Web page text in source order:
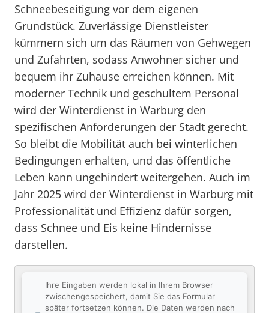
Schneebeseitigung vor dem eigenen
Grundstück. Zuverlässige Dienstleister
kümmern sich um das Räumen von Gehwegen
und Zufahrten, sodass Anwohner sicher und
bequem ihr Zuhause erreichen können. Mit
moderner Technik und geschultem Personal
wird der Winterdienst in Warburg den
spezifischen Anforderungen der Stadt gerecht.
So bleibt die Mobilität auch bei winterlichen
Bedingungen erhalten, und das öffentliche
Leben kann ungehindert weitergehen. Auch im
Jahr 2025 wird der Winterdienst in Warburg mit
Professionalität und Effizienz dafür sorgen,
dass Schnee und Eis keine Hindernisse
darstellen.
Ihre Eingaben werden lokal in Ihrem Browser
zwischengespeichert, damit Sie das Formular
später fortsetzen können. Die Daten werden nach